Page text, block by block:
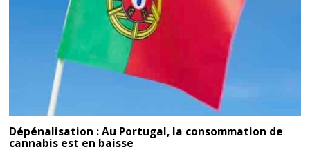
Dépénalisation : Au Portugal, la consommation de
cannabis est en baisse